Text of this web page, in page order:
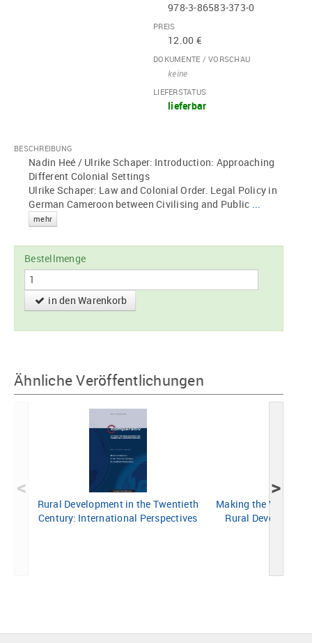
978-3-86583-373-0
PREIS
12.00 €
DOKUMENTE / VORSCHAU
keine
LIEFERSTATUS
lieferbar
BESCHREIBUNG
Nadin Heé / Ulrike Schaper: Introduction: Approaching
Different Colonial Settings
Ulrike Schaper: Law and Colonial Order. Legal Policy in
German Cameroon between Civilising and Public ...
mehr
Bestellmenge
in den Warenkorb
Ähnliche Veröffentlichungen
Rural Development in the Twentieth
Century: International Perspectives
Making the Village
Rural
< >